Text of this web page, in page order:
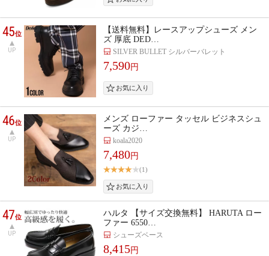
45位
UP
【送料無料】レースアップシューズ メン
ズ 厚底 DED…
SILVER BULLET シルバーバレット
7,590円
46位
UP
メンズ ローファー タッセル ビジネスシュ
ーズ カジ…
koala2020
7,480円
(1)
47位
UP
ハルタ 【サイズ交換無料】 HARUTA ロー
ファー 6550…
シューズベース
8,415円